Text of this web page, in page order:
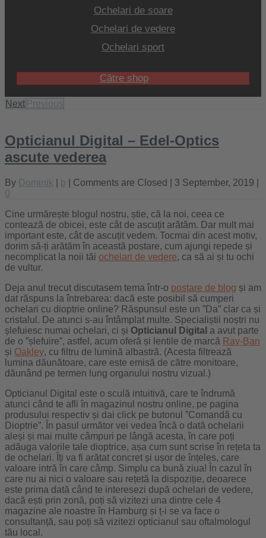
Ochelari de soare
Ochelari de vedere
Ochelari sport
Către shop
Next Previous
Opticianul Digital – Edel-Optics
ascute vederea
By Dominik b Comments are Closed
| 3 September, 2019 |
0
Cine urmărește blogul nostru, știe, că la noi, ceea ce
contează de obicei, este cât de ascuțit arătăm. Dar mult mai
important este, cât de ascuțit vedem. Tocmai din acest motiv,
dorim să-ți arătăm în această postare, cum ajungi repede și
necomplicat la noii tăi ochelari de vedere, ca să ai și tu ochi
de vultur.
Deja anul trecut discutasem tema într-o postare de blog și am
dat răspuns la întrebarea: dacă este posibil să cumperi
ochelari cu dioptrie online? Răspunsul este un ”Da” clar ca și
cristalul. De atunci s-au întâmplat multe. Specialiștii noștri nu
șlefuiesc numai ochelari, ci și Opticianul Digital a avut parte
de o ”șlefuire”, astfel, acum oferă și lentile de marcă Ray-Ban
și Oakley, cu filtru de lumină albastră. (Acesta filtrează
lumina dăunătoare, care este emisă de către monitoare,
dăunând pe termen lung organului nostru vizual.)
Opticianul Digital este o sculă intuitivă, care te îndrumă
atunci când te afli în magazinul nostru online, pe pagina
produsului respectiv și dai click pe butonul ”Comandă cu
Dioptrie”. În pasul următor vei vedea încă o dată ochelarii
aleși și mai multe câmpuri pe lângă acesta, în care poți
adăuga valorile tale dioptrice, așa cum sunt scrise în rețeta ta
de ochelari. Îți va fi arătat concret și ușor de înțeles, care
valoare intră în care câmp. Simplu ca bună ziua! În cazul în
care nu ai nici o valoare sau rețetă la dispoziție, deoarece
este prima dată când te interesezi după ochelari de vedere,
dacă ești prin zonă, poți să vizitezi una dintre cele 4
magazine ale noastre în Hamburg și ț-i se va face o
consultanță, sau poți să vizitezi opticianul sau oftalmologul
tău local.